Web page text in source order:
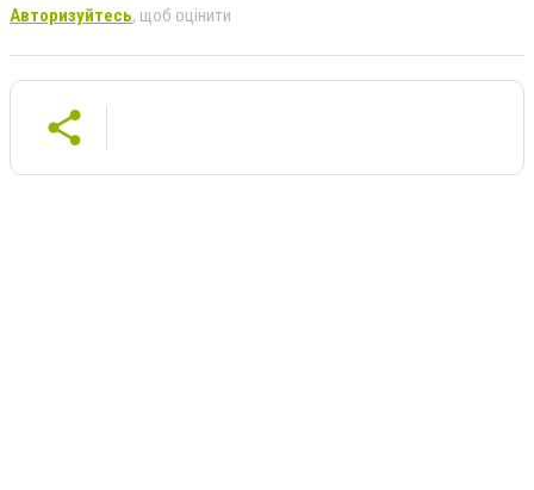
Авторизуйтесь, щоб оцінити